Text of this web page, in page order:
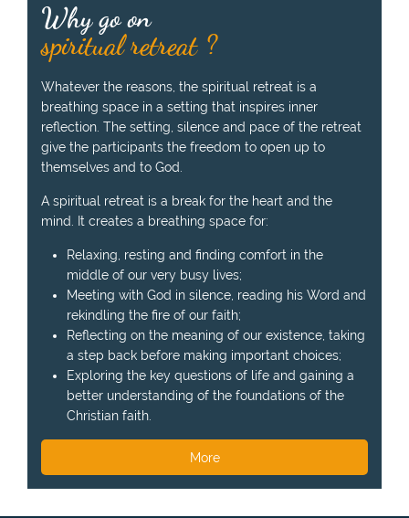
Why go on
spiritual retreat ?
Whatever the reasons, the spiritual retreat is a
breathing space in a setting that inspires inner
reflection. The setting, silence and pace of the retreat
give the participants the freedom to open up to
themselves and to God.
A spiritual retreat is a break for the heart and the
mind. It creates a breathing space for:
Relaxing, resting and finding comfort in the
middle of our very busy lives;
Meeting with God in silence, reading his Word and
rekindling the fire of our faith;
Reflecting on the meaning of our existence, taking
a step back before making important choices;
Exploring the key questions of life and gaining a
better understanding of the foundations of the
Christian faith.
More